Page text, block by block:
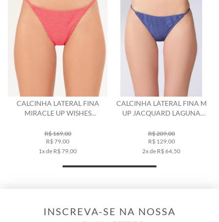
CALCINHA LATERAL FINA
MIRACLE UP WISHES
R$ 169,00
R$ 79,00
1x de R$ 79,00
CALCINHA LATERAL FINA M
UP JACQUARD LAGUNA
R$ 209,00
R$ 129,00
2x de R$ 64,50
INSCREVA-SE NA NOSSA